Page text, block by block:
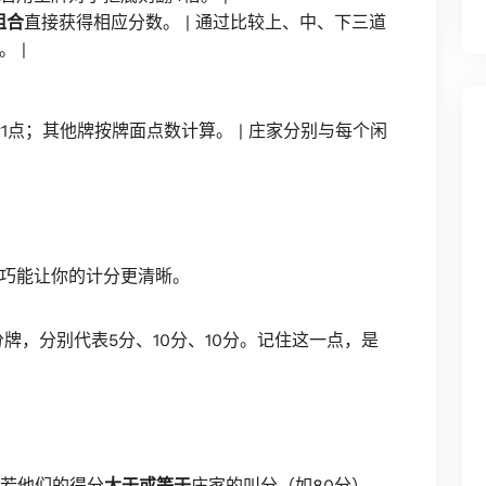
合直接获得相应分数。 | 通过比较上、中、下三道
|
点；其他牌按牌面点数计算。 | 庄家分别与每个闲
能让你的计分更清晰。
，分别代表5分、10分、10分。记住这一点，是